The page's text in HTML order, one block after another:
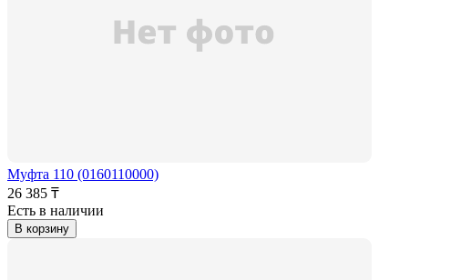
Муфта 110 (0160110000)
26 385 ₸
Есть в наличии
В корзину